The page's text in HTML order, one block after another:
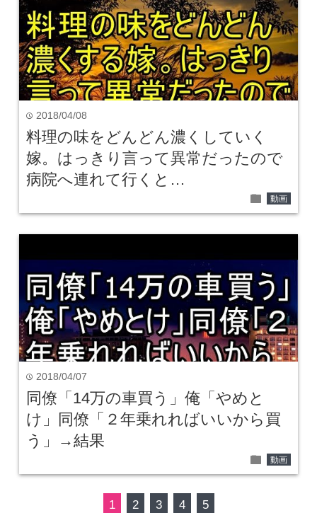
time 2018/04/08
料理の味をどんどん濃くしていく
嫁。はっきり言って異常だったので
病院へ連れて行くと…
folder 動画
time 2018/04/07
同僚「14万の車買う」俺「やめと
け」同僚「２年乗れればいいから買
う」→結果
folder 動画
1 2 3 4 5